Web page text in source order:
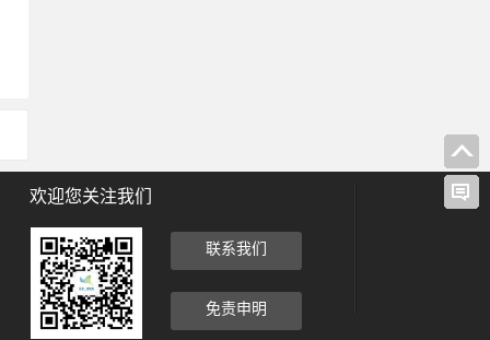
欢迎您关注我们
联系我们
免责申明